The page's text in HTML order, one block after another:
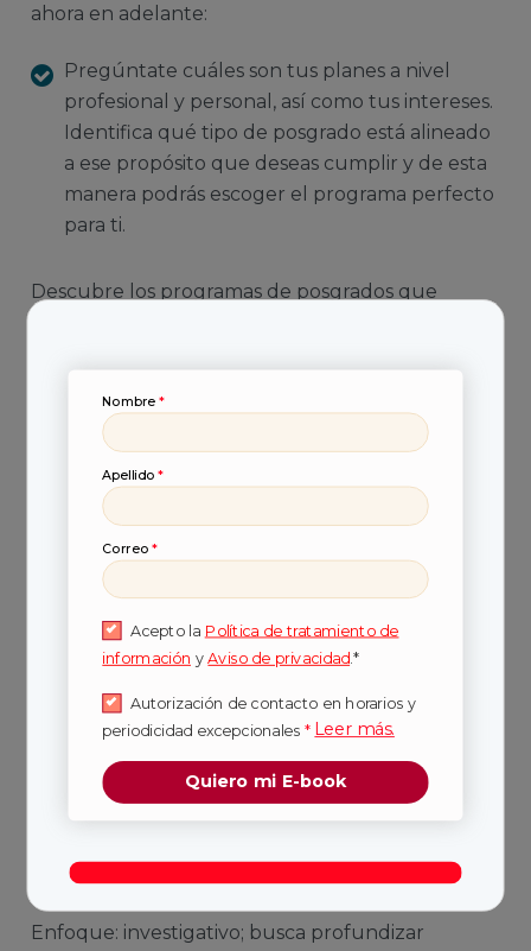
ahora en adelante:
Pregúntate cuáles son tus planes a nivel
profesional y personal, así como tus intereses.
Identifica qué tipo de posgrado está alineado
a ese propósito que deseas cumplir y de esta
manera podrás escoger el programa perfecto
para ti.
Descubre los programas de posgrados que
posgrados: especialización, maestría o
doctorado. Teniendo claro tus necesidades y
objetivos.
Especialización
Duración: 1 año
Enfoque: apropiación de conocimientos y
conceptos para el ámbito laboral. Podrás recibir
conocimientos que profundicen tu profesión o
Maestría
Duración: 1 año y medio
Enfoque: investigativo; busca profundizar
Nombre *
Apellido *
Correo *
Acepto la Política de tratamiento de
información yAviso de privacidad.*
Autorización de contacto en horarios y
periodicidad excepcionales * Leer más.
Quiero mi E-book